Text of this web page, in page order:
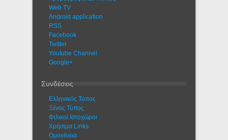
Web TV
Android application
RSS
Facebook
Twitter
Youtube Channel
Google+
Συνδέσεις
Ελληνικός Τύπος
Ξένος Τύπος
Φιλικοί Ιστοχώροι
Χρήσιμα Links
Ομογένεια